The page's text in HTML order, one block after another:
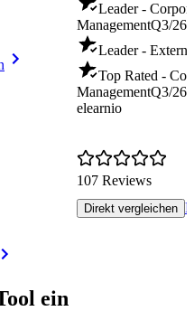
Leader -
ManagementQ3/26
Leader -
Top Rated -
ManagementQ3/26
elearnio
107 Reviews
Direkt vergleichen
ein